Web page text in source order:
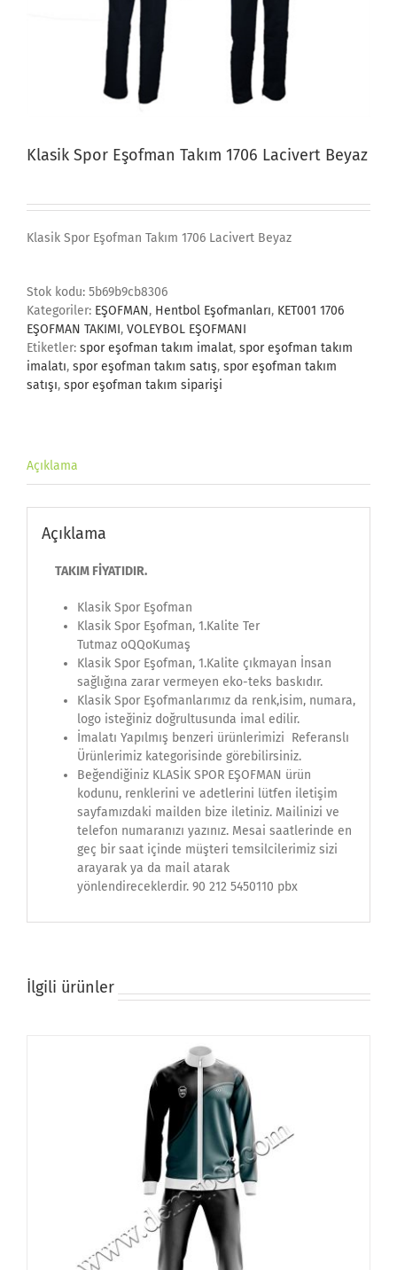
Klasik Spor Eşofman Takım 1706 Lacivert Beyaz
Klasik Spor Eşofman Takım 1706 Lacivert Beyaz
Stok kodu: 5b69b9cb8306
Kategoriler: EŞOFMAN, Hentbol Eşofmanları, KET001 1706
EŞOFMAN TAKIMI, VOLEYBOL EŞOFMANI
Etiketler: spor eşofman takım imalat, spor eşofman takım
imalatı, spor eşofman takım satış, spor eşofman takım
satışı, spor eşofman takım siparişi
Açıklama
Açıklama
TAKIM FİYATIDIR.
Klasik Spor Eşofman
Klasik Spor Eşofman, 1.Kalite Ter
Tutmaz oQQoKumaş
Klasik Spor Eşofman, 1.Kalite çıkmayan İnsan
sağlığına zarar vermeyen eko-teks baskıdır.
Klasik Spor Eşofmanlarımız da renk,isim, numara,
logo isteğiniz doğrultusunda imal edilir.
İmalatı Yapılmış benzeri ürünlerimizi Referanslı
Ürünlerimiz kategorisinde görebilirsiniz.
Beğendiğiniz KLASİK SPOR EŞOFMAN ürün
kodunu, renklerini ve adetlerini lütfen iletişim
sayfamızdaki mailden bize iletiniz. Mailinizi ve
telefon numaranızı yazınız. Mesai saatlerinde en
geç bir saat içinde müşteri temsilcilerimiz sizi
arayarak ya da mail atarak
yönlendireceklerdir. 90 212 5450110 pbx
İlgili ürünler